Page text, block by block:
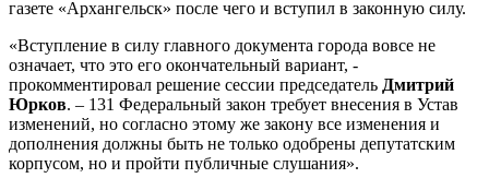
газете «Архангельск» после чего и вступил в законную силу.
«Вступление в силу главного документа города вовсе не
означает, что это его окончательный вариант, -
прокомментировал решение сессии председатель Дмитрий
Юрков. – 131 Федеральный закон требует внесения в Устав
изменений, но согласно этому же закону все изменения и
дополнения должны быть не только одобрены депутатским
корпусом, но и пройти публичные слушания».